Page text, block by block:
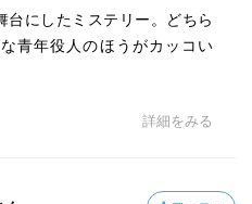
台にしたミステリー。どちら
青年役人のほうがカッコい
詳細をみる